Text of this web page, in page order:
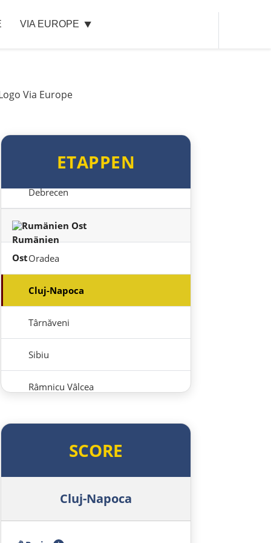
VIA EUROPE
ETAPPEN
Ungarn Nord
Budapest
Tiszafüred
Debrecen
Rumänien Ost
Oradea
Cluj-Napoca
Târnăveni
Sibiu
Râmnicu Vâlcea
SCORE
Cluj-Napoca